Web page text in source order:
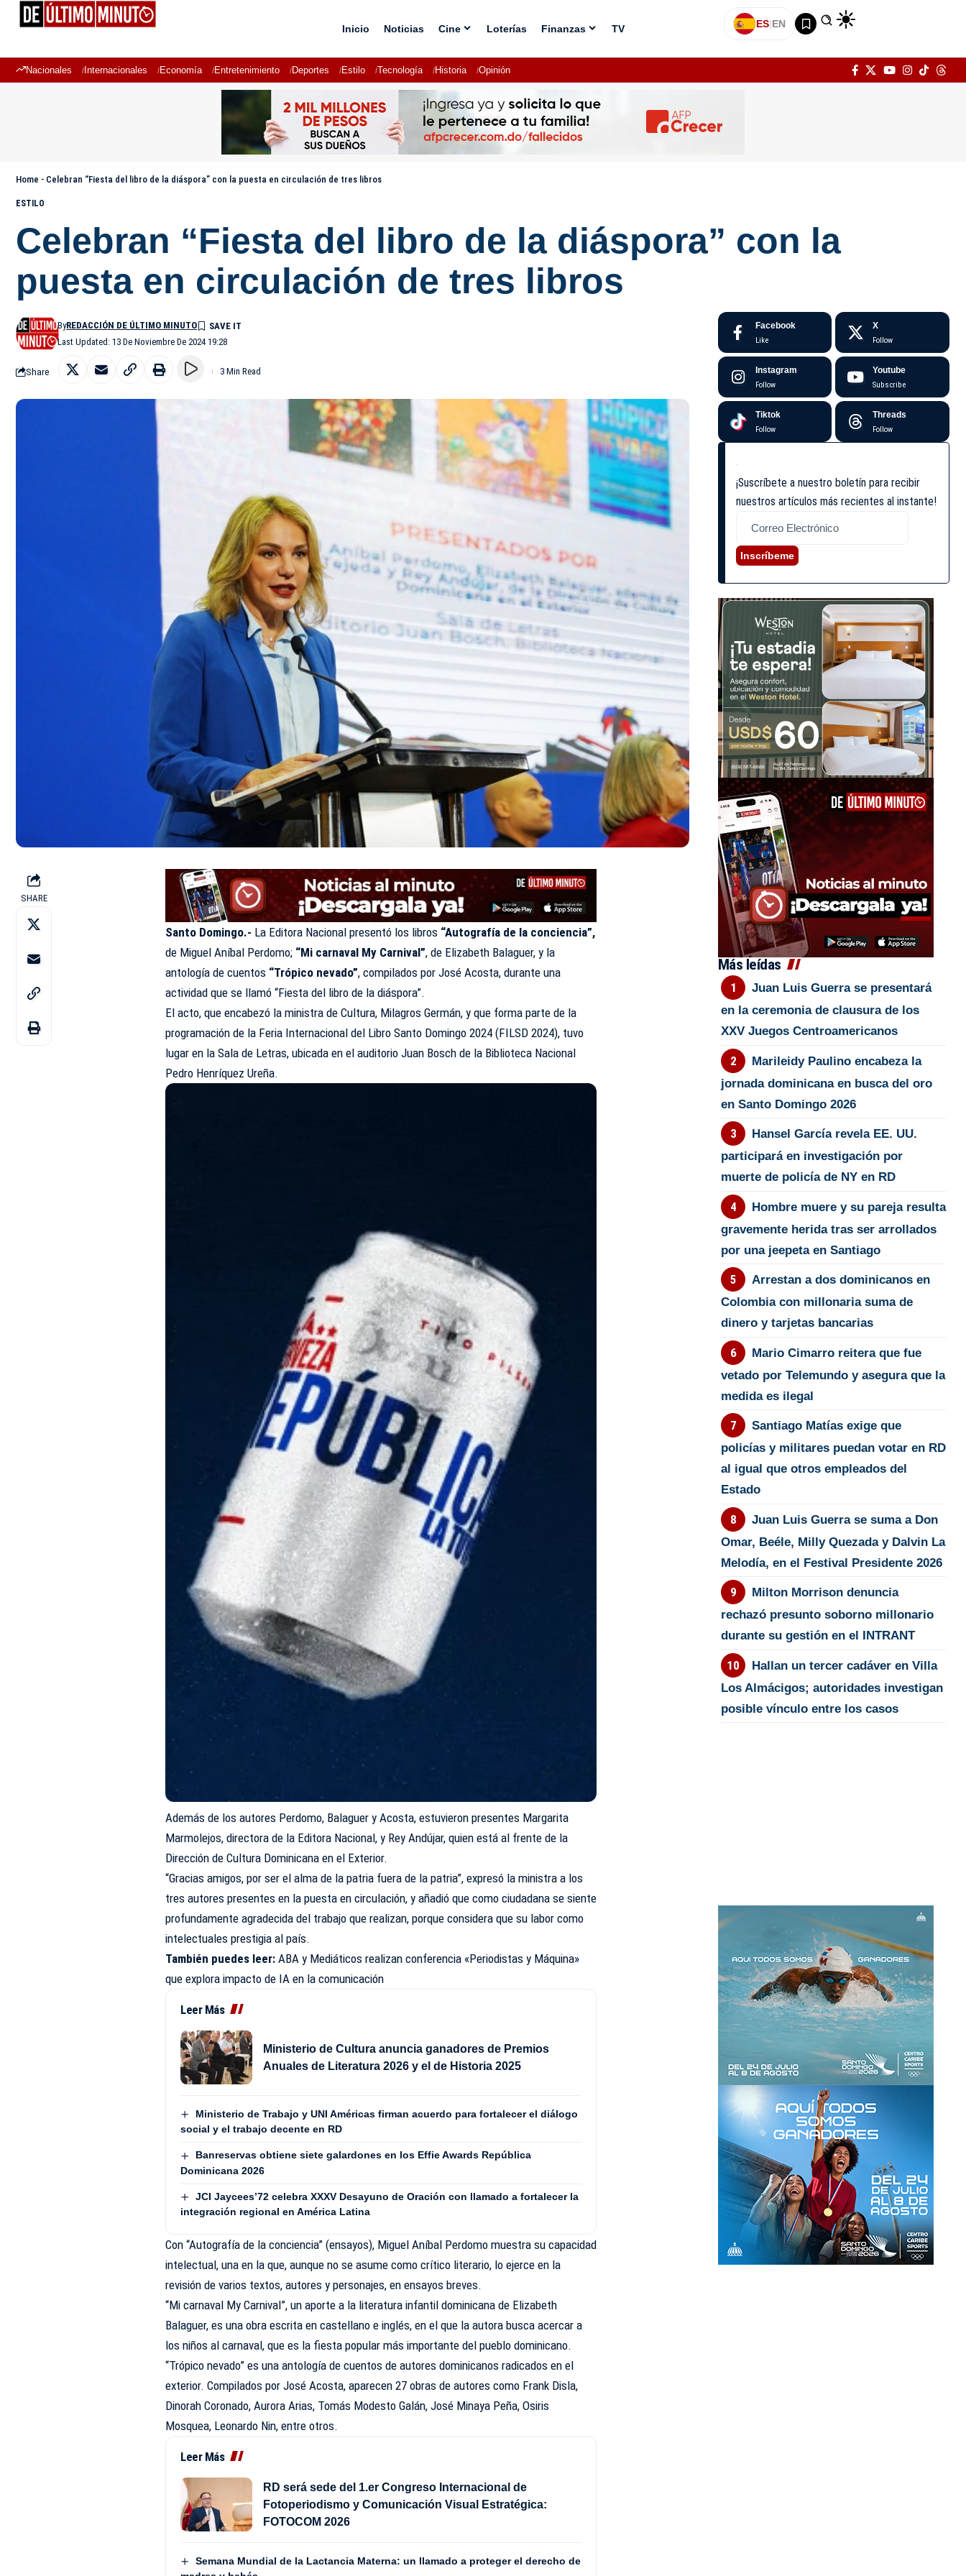
Inicio Noticias Cine Loterías Finanzas TV ES|EN
Nacionales Internacionales Economía Entretenimiento Deportes Estilo Tecnología Historia Opinión
Home - Celebran “Fiesta del libro de la diáspora” con la puesta en circulación de tres libros
ESTILO
Celebran “Fiesta del libro de la diáspora” con la
puesta en circulación de tres libros
Last Updated: 13 De Noviembre De 2024 19:28
ByREDACCIÓN DE ÚLTIMO MINUTO
Share 3 Min Read
SHARE
Santo Domingo.- La Editora Nacional presentó los libros “Autografía de la conciencia”,
de Miguel Aníbal Perdomo; “Mi carnaval My Carnival”, de Elizabeth Balaguer, y la
antología de cuentos “Trópico nevado”, compilados por José Acosta, durante una
actividad que se llamó “Fiesta del libro de la diáspora”.
El acto, que encabezó la ministra de Cultura, Milagros Germán, y que forma parte de la
programación de la Feria Internacional del Libro Santo Domingo 2024 (FILSD 2024), tuvo
lugar en la Sala de Letras, ubicada en el auditorio Juan Bosch de la Biblioteca Nacional
Pedro Henríquez Ureña.
Además de los autores Perdomo, Balaguer y Acosta, estuvieron presentes Margarita
Marmolejos, directora de la Editora Nacional, y Rey Andújar, quien está al frente de la
Dirección de Cultura Dominicana en el Exterior.
“Gracias amigos, por ser el alma de la patria fuera de la patria”, expresó la ministra a los
tres autores presentes en la puesta en circulación, y añadió que como ciudadana se siente
profundamente agradecida del trabajo que realizan, porque considera que su labor como
intelectuales prestigia al país.
También puedes leer: ABA y Mediáticos realizan conferencia «Periodistas y Máquina»
que explora impacto de IA en la comunicación
Leer Más
Ministerio de Cultura anuncia ganadores de Premios
Anuales de Literatura 2026 y el de Historia 2025
Ministerio de Trabajo y UNI Américas firman acuerdo para fortalecer el diálogo
social y el trabajo decente en RD
Banreservas obtiene siete galardones en los Effie Awards República
Dominicana 2026
JCI Jaycees’72 celebra XXXV Desayuno de Oración con llamado a fortalecer la
integración regional en América Latina
Con “Autografía de la conciencia” (ensayos), Miguel Aníbal Perdomo muestra su capacidad
intelectual, una en la que, aunque no se asume como crítico literario, lo ejerce en la
revisión de varios textos, autores y personajes, en ensayos breves.
“Mi carnaval My Carnival”, un aporte a la literatura infantil dominicana de Elizabeth
Balaguer, es una obra escrita en castellano e inglés, en el que la autora busca acercar a
los niños al carnaval, que es la fiesta popular más importante del pueblo dominicano.
“Trópico nevado” es una antología de cuentos de autores dominicanos radicados en el
exterior. Compilados por José Acosta, aparecen 27 obras de autores como Frank Disla,
Dinorah Coronado, Aurora Arias, Tomás Modesto Galán, José Minaya Peña, Osiris
Mosquea, Leonardo Nin, entre otros.
Leer Más
RD será sede del 1.er Congreso Internacional de
Fotoperiodismo y Comunicación Visual Estratégica:
FOTOCOM 2026
Semana Mundial de la Lactancia Materna: un llamado a proteger el derecho de
Facebook
Like
X
Follow
Instagram
Follow
Youtube
Subscribe
Tiktok
Follow
Threads
Follow
¡Suscríbete a nuestro boletín para recibir
nuestros artículos más recientes al instante!
Inscríbeme
Más leídas
Juan Luis Guerra se presentará
en la ceremonia de clausura de los
XXV Juegos Centroamericanos
Marileidy Paulino encabeza la
jornada dominicana en busca del oro
en Santo Domingo 2026
Hansel García revela EE. UU.
participará en investigación por
muerte de policía de NY en RD
Hombre muere y su pareja resulta
gravemente herida tras ser arrollados
por una jeepeta en Santiago
Arrestan a dos dominicanos en
Colombia con millonaria suma de
dinero y tarjetas bancarias
Mario Cimarro reitera que fue
vetado por Telemundo y asegura que la
medida es ilegal
Santiago Matías exige que
policías y militares puedan votar en RD
al igual que otros empleados del
Estado
Juan Luis Guerra se suma a Don
Omar, Beéle, Milly Quezada y Dalvin La
Melodía, en el Festival Presidente 2026
Milton Morrison denuncia
rechazó presunto soborno millonario
durante su gestión en el INTRANT
Hallan un tercer cadáver en Villa
Los Almácigos; autoridades investigan
posible vínculo entre los casos